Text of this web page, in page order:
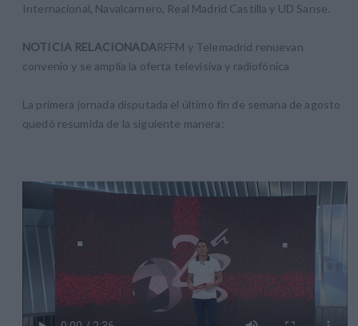
Internacional, Navalcarnero, Real Madrid Castilla y UD Sanse.
NOTICIA RELACIONADARFFM y Telemadrid renuevan
convenio y se amplía la oferta televisiva y radiofónica
La primera jornada disputada el último fin de semana de agosto
quedó resumida de la siguiente manera: